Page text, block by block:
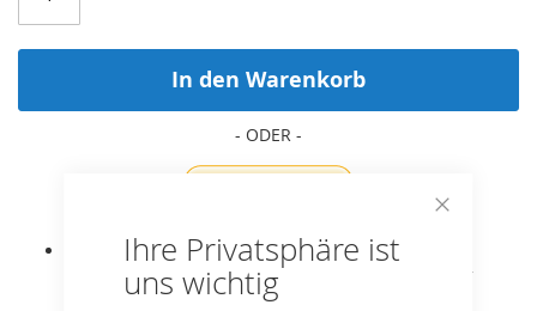
Ihre Privatsphäre ist
uns wichtig
In den Warenkorb
Passend für rechteckige BERG Ultim Champion
FlatGround 410 Trampoline (nicht für Regular oder
InGround Trampoline!).